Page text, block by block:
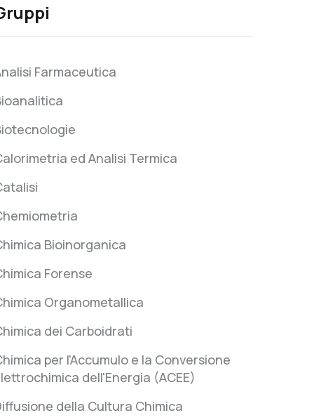
Farmaceutica
ed Analisi Termica
Bioinorganica
Forense
Organometallica
dei Carboidrati
per l'Accumulo e la Conversione
dell'Energia (ACEE)
della Cultura Chimica